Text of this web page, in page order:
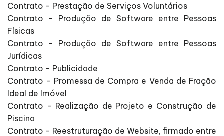
Contrato - Prestação de Serviços Voluntários
Contrato - Produção de Software entre Pessoas
Físicas
Contrato - Produção de Software entre Pessoas
Jurídicas
Contrato - Publicidade
Contrato - Promessa de Compra e Venda de Fração
Ideal de Imóvel
Contrato - Realização de Projeto e Construção de
Piscina
Contrato - Reestruturação de Website, firmado entre